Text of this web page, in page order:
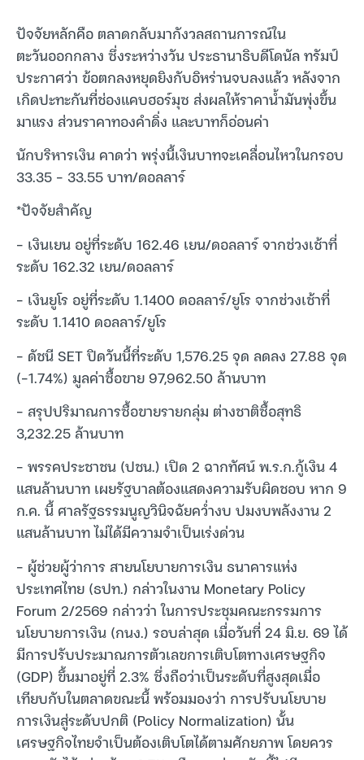
ปัจจัยหลักคือ ตลาดกลับมากังวลสถานการณ์ใน
ตะวันออกกลาง ซึ่งระหว่างวัน ประธานาธิบดีโดนัล ทรัมป์
ประกาศว่า ข้อตกลงหยุดยิงกับอิหร่านจบลงแล้ว หลังจาก
เกิดปะทะกันที่ช่องแคบฮอร์มุซ ส่งผลให้ราคาน้ำมันพุ่งขึ้น
มาแรง ส่วนราคาทองคำดิ่ง และบาทก็อ่อนค่า
นักบริหารเงิน คาดว่า พรุ่งนี้เงินบาทจะเคลื่อนไหวในกรอบ
33.35 – 33.55 บาท/ดอลลาร์
*ปัจจัยสำคัญ
– เงินเยน อยู่ที่ระดับ 162.46 เยน/ดอลลาร์ จากช่วงเช้าที่
ระดับ 162.32 เยน/ดอลลาร์
– เงินยูโร อยู่ที่ระดับ 1.1400 ดอลลาร์/ยูโร จากช่วงเช้าที่
ระดับ 1.1410 ดอลลาร์/ยูโร
– ดัชนี SET ปิดวันนี้ที่ระดับ 1,576.25 จุด ลดลง 27.88 จุด
(-1.74%) มูลค่าซื้อขาย 97,962.50 ล้านบาท
– สรุปปริมาณการซื้อขายรายกลุ่ม ต่างชาติซื้อสุทธิ
3,232.25 ล้านบาท
– พรรคประชาชน (ปชน.) เปิด 2 ฉากทัศน์ พ.ร.ก.กู้เงิน 4
แสนล้านบาท เผยรัฐบาลต้องแสดงความรับผิดชอบ หาก 9
ก.ค. นี้ ศาลรัฐธรรมนูญวินิจฉัยคว่ำงบ ปมงบพลังงาน 2
แสนล้านบาท ไม่ได้มีความจำเป็นเร่งด่วน
– ผู้ช่วยผู้ว่าการ สายนโยบายการเงิน ธนาคารแห่ง
ประเทศไทย (ธปท.) กล่าวในงาน Monetary Policy
Forum 2/2569 กล่าวว่า ในการประชุมคณะกรรมการ
นโยบายการเงิน (กนง.) รอบล่าสุด เมื่อวันที่ 24 มิ.ย. 69 ได้
มีการปรับประมาณการตัวเลขการเติบโตทางเศรษฐกิจ
(GDP) ขึ้นมาอยู่ที่ 2.3% ซึ่งถือว่าเป็นระดับที่สูงสุดเมื่อ
เทียบกับในตลาดขณะนี้ พร้อมมองว่า การปรับนโยบาย
การเงินสู่ระดับปกติ (Policy Normalization) นั้น
เศรษฐกิจไทยจำเป็นต้องเติบโตได้ตามศักยภาพ โดยควร